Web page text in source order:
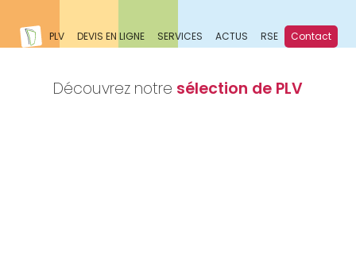
PLV DEVIS EN LIGNE SERVICES ACTUS RSE Contact
Découvrez notre sélection de PLV